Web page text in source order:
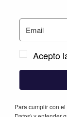
Acepto
Para cumplir con